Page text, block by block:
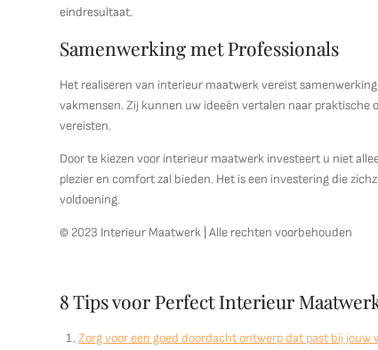
eindresultaat.
Samenwerking met Professionals
Het realiseren van interieur maatwerk vereist
vakmensen. Zij kunnen uw ideeën vertalen naar
vereisten.
Door te kiezen voor interieur maatwerk investeert u niet
plezier en comfort zal bieden. Het is een investering die
voldoening.
© 2023 Interieur Maatwerk | Alle rechten voorbehouden
8 Tips voor Perfect Interieur
Zorg voor een goed doordacht ontwerp dat past bij jouw